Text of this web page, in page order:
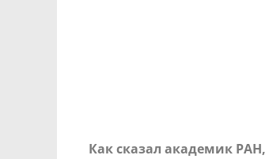
Как сказал академик РАН,